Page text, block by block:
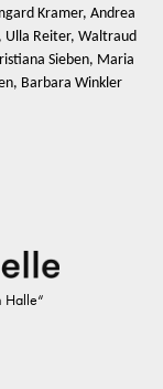
Kramer, Andrea
Ulla Reiter, Waltraud
Sieben, Maria
Barbara Winkler
Halle“